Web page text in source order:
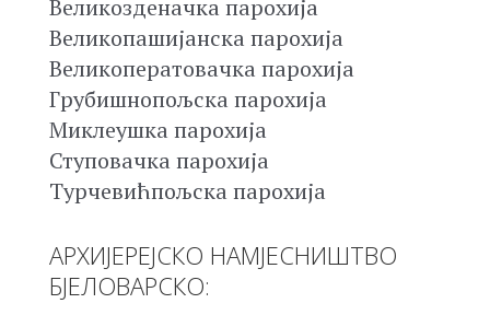
Великозденачка парохија
Великопашијанска парохија
Великоператовачка парохија
Грубишнопољска парохија
Миклеушка парохија
Ступовачка парохија
Турчевићпољска парохија
АРХИЈЕРЕЈСКО НАМЈЕСНИШТВО
БЈЕЛОВАРСКО: